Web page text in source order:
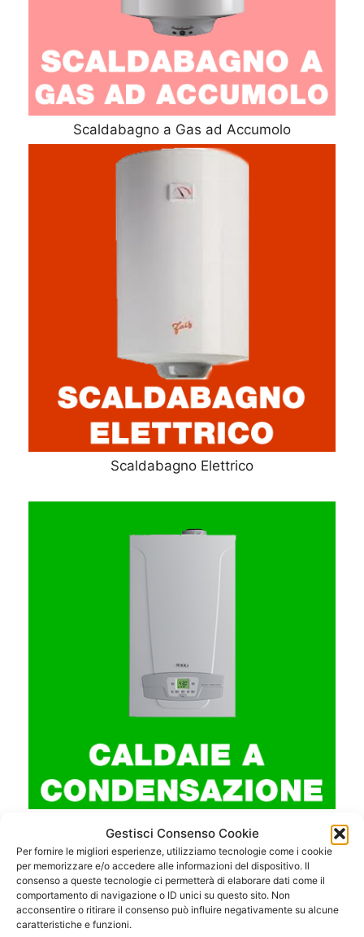
Gestisci Consenso Cookie
Per fornire le migliori esperienze, utilizziamo tecnologie come i cookie
per memorizzare e/o accedere alle informazioni del dispositivo. Il
consenso a queste tecnologie ci permetterà di elaborare dati come il
comportamento di navigazione o ID unici su questo sito. Non
acconsentire o ritirare il consenso può influire negativamente su alcune
caratteristiche e funzioni.
Scaldabagno a Gas ad Accumolo
Scaldabagno Elettrico